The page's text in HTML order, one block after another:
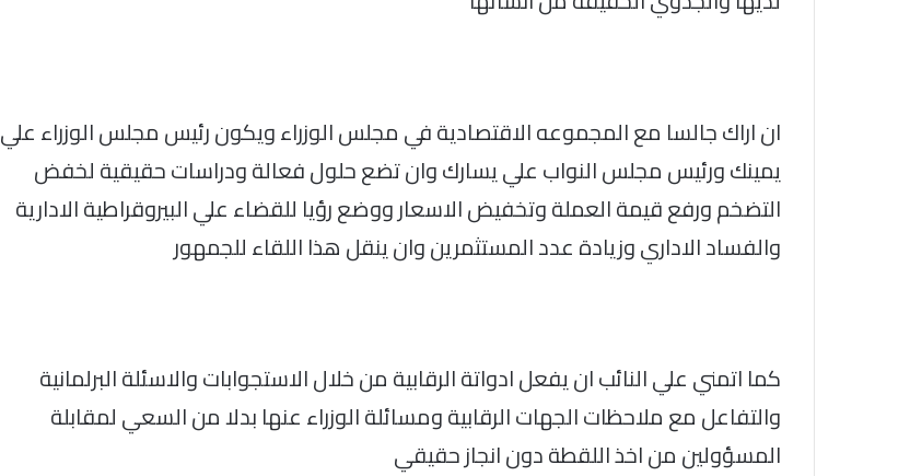
ان اراك جالسا مع المجموعه الاقتصادية في مجلس الوزراء ويكون رئيس مجلس الوزراء علي
يمينك ورئيس مجلس النواب علي يسارك وان تضع حلول فعالة ودراسات حقيقية لخفض
التضخم ورفع قيمة العملة وتخفيض الاسعار ووضع رؤيا للقضاء علي البيروقراطية الادارية
والفساد الاداري وزيادة عدد المستثمرين وان ينقل هذا اللقاء للجمهور
كما اتمني علي النائب ان يفعل ادواتة الرقابية من خلال الاستجوابات والاسئلة البرلمانية
والتفاعل مع ملاحظات الجهات الرقابية ومسائلة الوزراء عنها بدلا من السعي لمقابلة
المسؤولين من اخذ اللقطة دون انجاز حقيقي